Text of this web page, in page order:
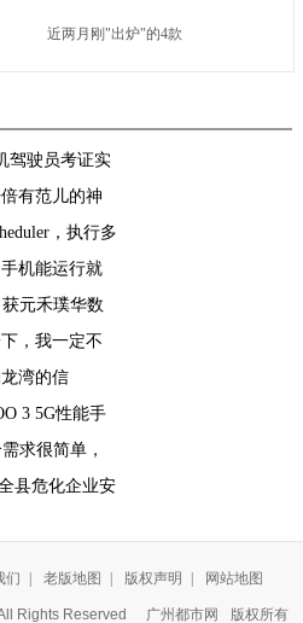
近两月刚"出炉"的4款
驾驶员考证实
有范儿的神
，执行多
机能运行就
元禾璞华数
，我一定不
湾的信
3 5G性能手
求很简单，
县危化企业安
们 | 老版地图 | 版权声明 | 网站地图
Rights Reserved 广州都市网 版权所有